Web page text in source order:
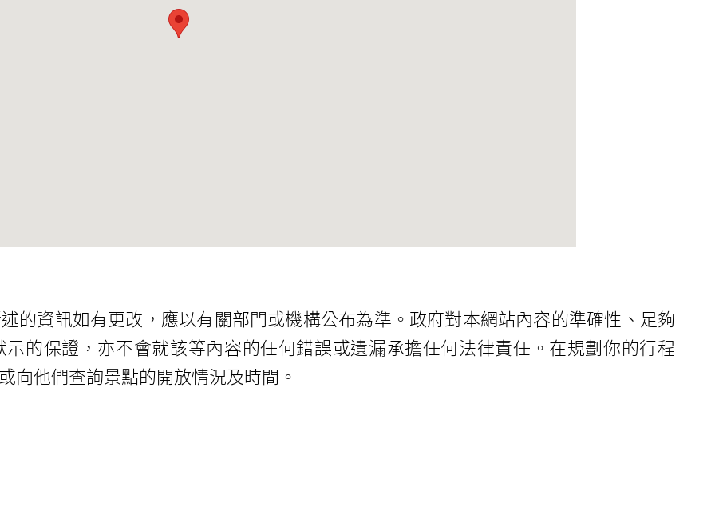
的資訊如有更改，應以有關部門或機構公布為準。政府對本網站內容的準確性、足夠
的保證，亦不會就該等內容的任何錯誤或遺漏承擔任何法律責任。在規劃你的行程
向他們查詢景點的開放情況及時間。